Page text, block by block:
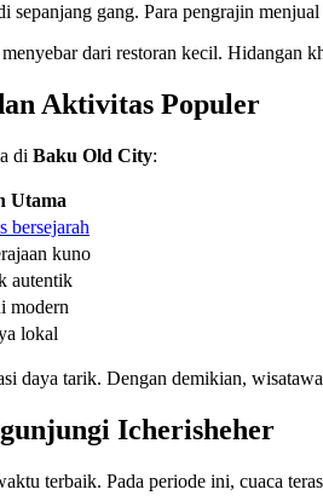
gang. Para pengrajin
dari restoran kecil. Hidangan
Aktivitas Populer
di Baku Old City:
Utama
bersejarah
kuno
autentik
modern
lokal
daya tarik. Dengan demikian,
Icherisheher
terbaik. Pada periode ini, cuaca